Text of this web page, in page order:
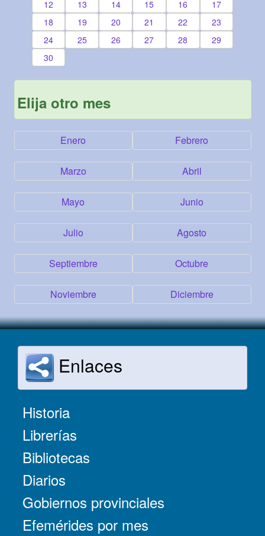
12
13 14 15 16
17
18
19 20 21 22
23
24
25 26 27 28
29
30
Elija otro mes
Enero Febrero
Marzo Abril
Mayo Junio
Julio Agosto
Septiembre Octubre
Noviembre Diciembre
Enlaces
Historia
Librerías
Bibliotecas
Diarios
Gobiernos provinciales
Efemérides por mes